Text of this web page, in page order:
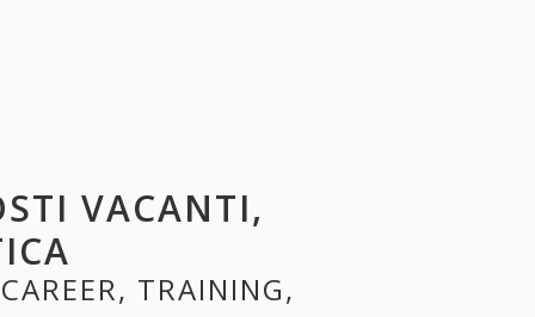
VACANTI,
TRAINING,